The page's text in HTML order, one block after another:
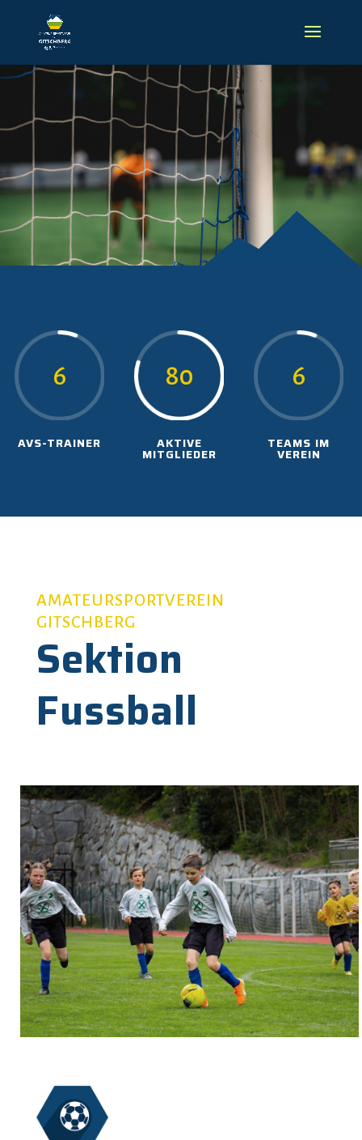
6
AVS-TRAINER
80
AKTIVE
MITGLIEDER
6
TEAMS IM
VEREIN
AMATEURSPORTVEREIN
GITSCHBERG
Sektion
Fussball